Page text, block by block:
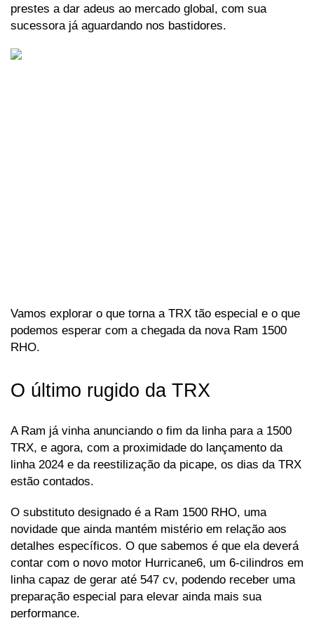
prestes a dar adeus ao mercado global, com sua
sucessora já aguardando nos bastidores.
Vamos explorar o que torna a TRX tão especial e o que
podemos esperar com a chegada da nova Ram 1500
RHO.
O último rugido da TRX
A Ram já vinha anunciando o fim da linha para a 1500
TRX, e agora, com a proximidade do lançamento da
linha 2024 e da reestilização da picape, os dias da TRX
estão contados.
O substituto designado é a Ram 1500 RHO, uma
novidade que ainda mantém mistério em relação aos
detalhes específicos. O que sabemos é que ela deverá
contar com o novo motor Hurricane6, um 6-cilindros em
linha capaz de gerar até 547 cv, podendo receber uma
preparação especial para elevar ainda mais sua
performance.